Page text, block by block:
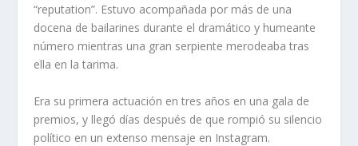
“reputation”. Estuvo acompañada por más de una
docena de bailarines durante el dramático y humeante
número mientras una gran serpiente merodeaba tras
ella en la tarima.
Era su primera actuación en tres años en una gala de
premios, y llegó días después de que rompió su silencio
político en un extenso mensaje en Instagram.